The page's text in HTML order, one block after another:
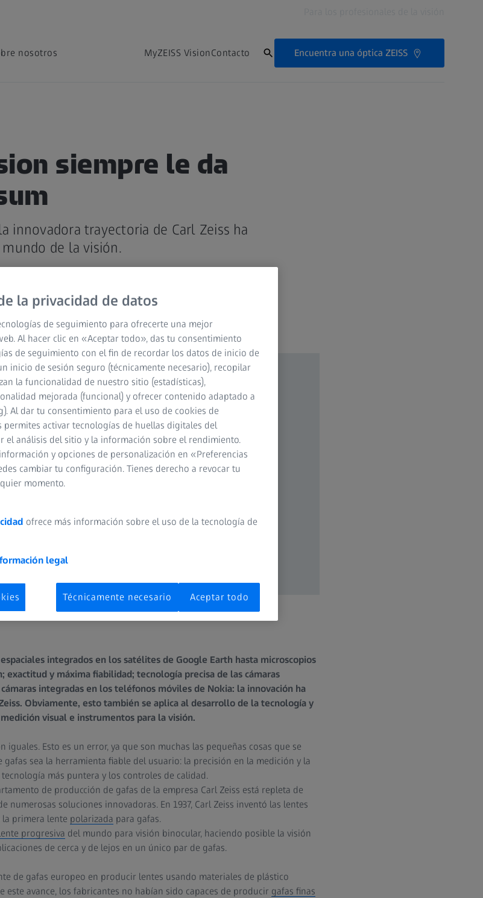
nosotros MyZEISS VisionContacto Encuentra una óptica ZEISS
siempre le da
innovadora trayectoria de Carl Zeiss ha
de la visión.
integrados en los satélites de Google Earth hasta microscopios
exactitud y máxima fiabilidad; tecnología precisa de las cámaras
integradas en los teléfonos móviles de Nokia: la innovación ha
Obviamente, esto también se aplica al desarrollo de la tecnología y
visual e instrumentos para la visión.
iguales. Esto es un error, ya que son muchas las pequeñas cosas que se
sea la herramienta fiable del usuario: la precisión en la medición y la
más puntera y los controles de calidad.
de producción de gafas de la empresa Carl Zeiss está repleta de
numerosas soluciones innovadoras. En 1937, Carl Zeiss inventó las lentes
la primera lente polarizada para gafas.
progresiva del mundo para visión binocular, haciendo posible la visión
de cerca y de lejos en un único par de gafas.
de gafas europeo en producir lentes usando materiales de plástico
este avance, los fabricantes no habían sido capaces de producir gafas finas
la privacidad de datos
de seguimiento para ofrecerte una mejor
Al hacer clic en «Aceptar todo», das tu consentimiento
de seguimiento con el fin de recordar los datos de inicio de
inicio de sesión seguro (técnicamente necesario), recopilar
la funcionalidad de nuestro sitio (estadísticas),
mejorada (funcional) y ofrecer contenido adaptado a
Al dar tu consentimiento para el uso de cookies de
activar tecnologías de huellas digitales del
el análisis del sitio y la información sobre el rendimiento.
y opciones de personalización en «Preferencias
cambiar tu configuración. Tienes derecho a revocar tu
momento.
ofrece más información sobre el uso de la tecnología de
legal
Técnicamente necesario Aceptar todo